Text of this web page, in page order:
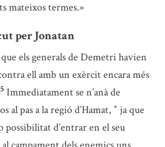
mateixos termes.»
per Jonatan
els generals de Demetri havien
ell amb un exèrcit encara més
Immediatament se n’anà de
al pas a la regió d’Hamat, * ja que
possibilitat d’entrar en el seu